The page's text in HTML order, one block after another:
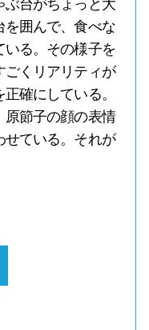
ぶ台がちょっと大
を囲んで、食べな
いる。その様子を
ごくリアリティが
確にしている。
原節子の顔の表情
せている。それが